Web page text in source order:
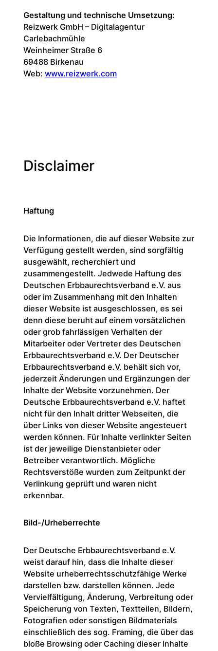
Gestaltung und technische Umsetzung:
Reizwerk GmbH – Digitalagentur
Carlebachmühle
Weinheimer Straße 6
69488 Birkenau
Web: www.reizwerk.com
Disclaimer
Haftung
Die Informationen, die auf dieser Website zur
Verfügung gestellt werden, sind sorgfältig
ausgewählt, recherchiert und
zusammengestellt. Jedwede Haftung des
Deutschen Erbbaurechtsverband e.V. aus
oder im Zusammenhang mit den Inhalten
dieser Website ist ausgeschlossen, es sei
denn diese beruht auf einem vorsätzlichen
oder grob fahrlässigen Verhalten der
Mitarbeiter oder Vertreter des Deutschen
Erbbaurechtsverband e.V. Der Deutscher
Erbbaurechtsverband e.V. behält sich vor,
jederzeit Änderungen und Ergänzungen der
Inhalte der Website vorzunehmen. Der
Deutsche Erbbaurechtsverband e.V. haftet
nicht für den Inhalt dritter Webseiten, die
über Links von dieser Website angesteuert
werden können. Für Inhalte verlinkter Seiten
ist der jeweilige Dienstanbieter oder
Betreiber verantwortlich. Mögliche
Rechtsverstöße wurden zum Zeitpunkt der
Verlinkung geprüft und waren nicht
erkennbar.
Bild-/Urheberrechte
Der Deutsche Erbbaurechtsverband e.V.
weist darauf hin, dass die Inhalte dieser
Website urheberrechtsschutzfähige Werke
darstellen bzw. darstellen können. Jede
Vervielfältigung, Änderung, Verbreitung oder
Speicherung von Texten, Textteilen, Bildern,
Fotografien oder sonstigen Bildmaterials
einschließlich des sog. Framing, die über das
bloße Browsing oder Caching dieser Inhalte